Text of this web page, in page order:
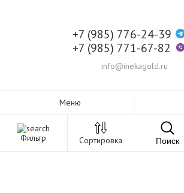
+7 (985) 776-24-39
+7 (985) 771-67-82
info@inekagold.ru
Меню
Фильтр Сортировка Поиск